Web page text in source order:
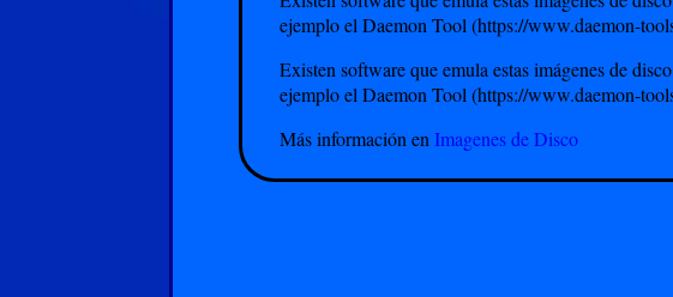
ejemplo el Daemon Tool (https://www.daemon-
Existen software que emula estas imágenes de
ejemplo el Daemon Tool (https://www.daemon-
Más información en Imagenes de Disco